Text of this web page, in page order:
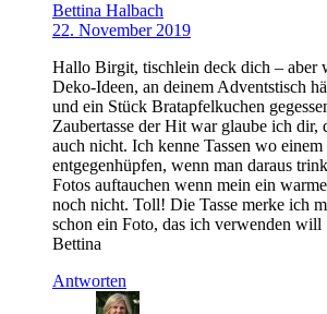
Bettina Halbach
22. November 2019
Hallo Birgit, tischlein deck dich – aber
Deko-Ideen, an deinem Adventstisch
und ein Stück Bratapfelkuchen
Zaubertasse der Hit war glaube ich dir,
auch nicht. Ich kenne Tassen wo einem
entgegenhüpfen, wenn man daraus
Fotos auftauchen wenn mein ein
noch nicht. Toll! Die Tasse merke ich
schon ein Foto, das ich verwenden
Bettina
Antworten